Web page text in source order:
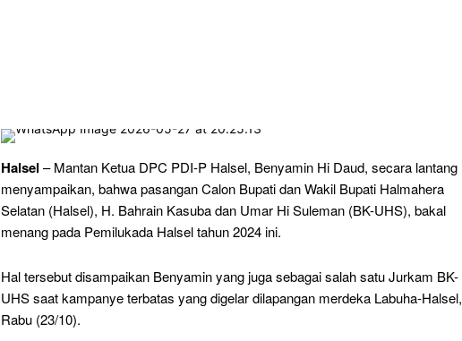
Halsel – Mantan Ketua DPC PDI-P Halsel, Benyamin Hi Daud, secara lantang
menyampaikan, bahwa pasangan Calon Bupati dan Wakil Bupati Halmahera
Selatan (Halsel), H. Bahrain Kasuba dan Umar Hi Suleman (BK-UHS), bakal
menang pada Pemilukada Halsel tahun 2024 ini.
Hal tersebut disampaikan Benyamin yang juga sebagai salah satu Jurkam BK-
UHS saat kampanye terbatas yang digelar dilapangan merdeka Labuha-Halsel,
Rabu (23/10).